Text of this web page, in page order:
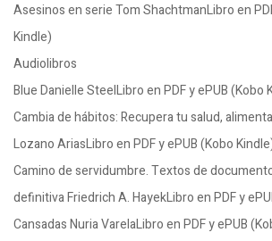
Asesinos en serie Tom ShachtmanLibro en
Kindle)
Audiolibros
Blue Danielle SteelLibro en PDF y ePUB (Kobo
Cambia de hábitos: Recupera tu salud,
Lozano AriasLibro en PDF y ePUB (Kobo
Camino de servidumbre. Textos de
definitiva Friedrich A. HayekLibro en PDF y
Cansadas Nuria VarelaLibro en PDF y ePUB